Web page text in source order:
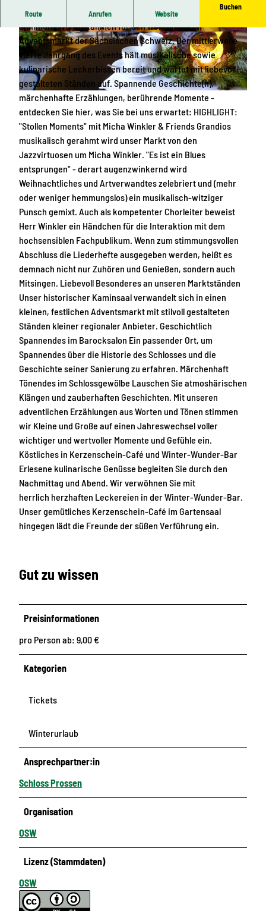
© Ingo Ulbricht | CC-BY
© Tosten Wiesner |CC-BY-SA © Ingo Ulbricht |CC-BY-SA
Route Anrufen Website
Buchen
Unser historisches Schloss bietet erneut den
stimmungsvollen Rahmen für den wohl kleinsten
Adventsmarkt der Sächsischen Schweiz. Der mittlerweile
vierte Jahrgang des Events hält musikalische sowie
kulinarische Leckerbissen bereit und wartet mit liebevoll
gestalteten Ständen auf. Spannende Geschichte(n),
märchenhafte Erzählungen, berührende Momente -
entdecken Sie hier, was Sie bei uns erwartet: HIGHLIGHT:
"Stollen Moments" mit Micha Winkler & Friends Grandios
musikalisch gerahmt wird unser Markt von den
Jazzvirtuosen um Micha Winkler. "Es ist ein Blues
entsprungen" - derart augenzwinkernd wird
Weihnachtliches und Artverwandtes zelebriert und (mehr
oder weniger hemmungslos) ein musikalisch-witziger
Punsch gemixt. Auch als kompetenter Chorleiter beweist
Herr Winkler ein Händchen für die Interaktion mit dem
hochsensiblen Fachpublikum. Wenn zum stimmungsvollen
Abschluss die Liederhefte ausgegeben werden, heißt es
demnach nicht nur Zuhören und Genießen, sondern auch
Mitsingen. Liebevoll Besonderes an unseren Marktständen
Unser historischer Kaminsaal verwandelt sich in einen
kleinen, festlichen Adventsmarkt mit stilvoll gestalteten
Ständen kleiner regionaler Anbieter. Geschichtlich
Spannendes im Barocksalon Ein passender Ort, um
Spannendes über die Historie des Schlosses und die
Geschichte seiner Sanierung zu erfahren. Märchenhaft
Tönendes im Schlossgewölbe Lauschen Sie atmoshärischen
Klängen und zauberhaften Geschichten. Mit unseren
adventlichen Erzählungen aus Worten und Tönen stimmen
wir Kleine und Große auf einen Jahreswechsel voller
wichtiger und wertvoller Momente und Gefühle ein.
Köstliches in Kerzenschein-Café und Winter-Wunder-Bar
Erlesene kulinarische Genüsse begleiten Sie durch den
Nachmittag und Abend. Wir verwöhnen Sie mit
herrlich herzhaften Leckereien in der Winter-Wunder-Bar.
Unser gemütliches Kerzenschein-Café im Gartensaal
hingegen lädt die Freunde der süßen Verführung ein.
Gut zu wissen
Preisinformationen
pro Person ab: 9,00 €
Kategorien
Tickets
Winterurlaub
Ansprechpartner:in
Schloss Prossen
Organisation
OSW
Lizenz (Stammdaten)
OSW